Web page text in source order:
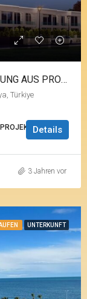
MÄRZ 2024 Fertigstellung 3+1 WOHNUNG AUS PROJEKT IN ALTINOVA
Türkiye
Details
3 Jahren vor
UNTERKUNFT